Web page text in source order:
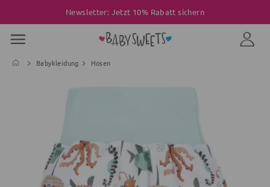
Newsletter: Jetzt 10% Rabatt sichern
Babykleidung Hosen